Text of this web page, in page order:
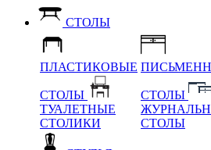
СТОЛЫ
ПЛАСТИКОВЫЕ
СТОЛЫ
ТУАЛЕТНЫЕ
СТОЛИКИ
СТОЛЫ
СТОЛЫ